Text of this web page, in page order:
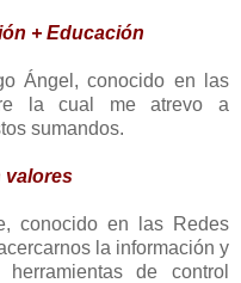
+ Educación
Ángel, conocido en las
la cual me atrevo a
sumandos.
valores
conocido en las Redes
la información y
de control